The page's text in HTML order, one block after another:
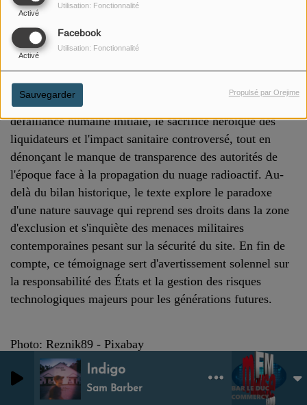
Activé
Utilisation: Fonctionnalité
Facebook
Activé
Utilisation: Fonctionnalité
Sauvegarder Propulsé par Orejime
Indigo
Sam Barber
0 0
ÉCOUTER LE PODCAST
À l'occasion du quarantième anniversaire de la
catastrophe nucléaire de Tchernobyl, retraçons
l'enchaînement tragique des événements de 1986 et leurs
répercussions mondiales durables. Le récit souligne la
défaillance humaine initiale, le sacrifice héroïque des
liquidateurs et l'impact sanitaire controversé, tout en
dénonçant le manque de transparence des autorités de
l'époque face à la propagation du nuage radioactif. Au-
delà du bilan historique, le texte explore le paradoxe
d'une nature sauvage qui reprend ses droits dans la zone
d'exclusion et s'inquiète des menaces militaires
contemporaines pesant sur la sécurité du site. En fin de
compte, ce témoignage sert d'avertissement solennel sur
la responsabilité des États et la gestion des risques
technologiques majeurs pour les générations futures.
Photo: Reznik89 - Pixabay